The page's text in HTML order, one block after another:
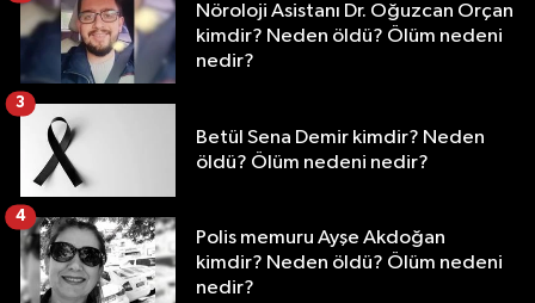
Nöroloji Asistanı Dr. Oğuzcan Orçan
kimdir? Neden öldü? Ölüm nedeni
nedir?
Betül Sena Demir kimdir? Neden
öldü? Ölüm nedeni nedir?
3
Polis memuru Ayşe Akdoğan
kimdir? Neden öldü? Ölüm nedeni
nedir?
4